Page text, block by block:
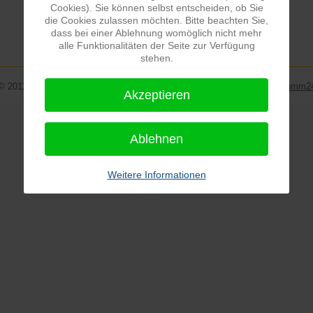
© 2011-2026 www.schmidtfamilie.de | Matthias Schmidt | Realisierung:
Cookies). Sie können selbst entscheiden, ob Sie
die Cookies zulassen möchten. Bitte beachten Sie,
dass bei einer Ablehnung womöglich nicht mehr
alle Funktionalitäten der Seite zur Verfügung
stehen.
Akzeptieren
Ablehnen
Weitere Informationen